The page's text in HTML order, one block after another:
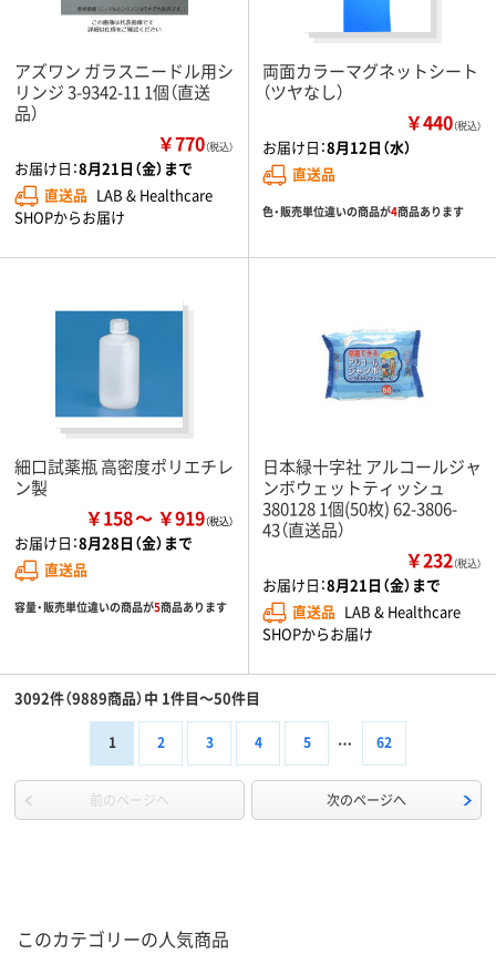
アズワン ガラスニードル用シ
リンジ 3-9342-11 1個（直送
品）
￥770（税込）
お届け日：8月21日（金）まで
直送品 LAB & Healthcare
SHOPからお届け
両面カラーマグネットシート
（ツヤなし）
￥440（税込）
お届け日：8月12日（水）
直送品
色・販売単位違いの商品が4商品あります
細口試薬瓶 高密度ポリエチレ
ン製
￥158 ￥919
お届け日：8月28日（金）まで
直送品
容量・販売単位違いの商品が5商品あります
日本緑十字社 アルコールジャ
ンボウェットティッシュ
380128 1個(50枚) 62-3806-
43（直送品）
￥232（税込）
お届け日：8月21日（金）まで
直送品 LAB & Healthcare
SHOPからお届け
3092件（9889商品）中 1件目～50件目
1 2 3 4 5 62
前のページへ 次のページへ
このカテゴリーの人気商品